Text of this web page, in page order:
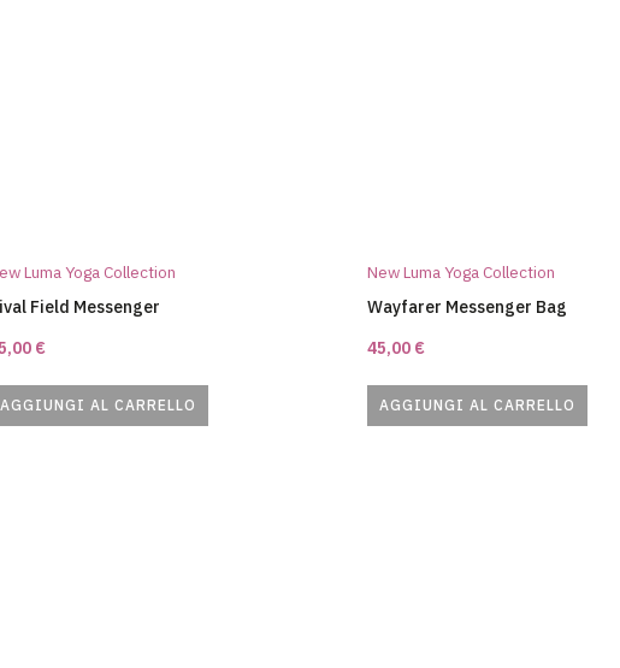
AGGIUNGI AL CARRELLO
Luma Yoga Collection
Field Messenger
€
AGGIUNGI AL CARRELLO
New Luma Yoga Collection
Wayfarer Messenger Bag
45,00 €